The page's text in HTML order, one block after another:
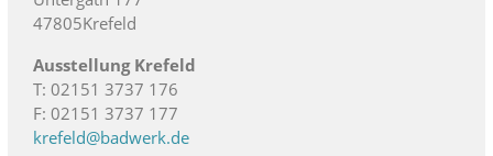
47805Krefeld
Ausstellung Krefeld
T: 02151 3737 176
F: 02151 3737 177
krefeld@badwerk.de